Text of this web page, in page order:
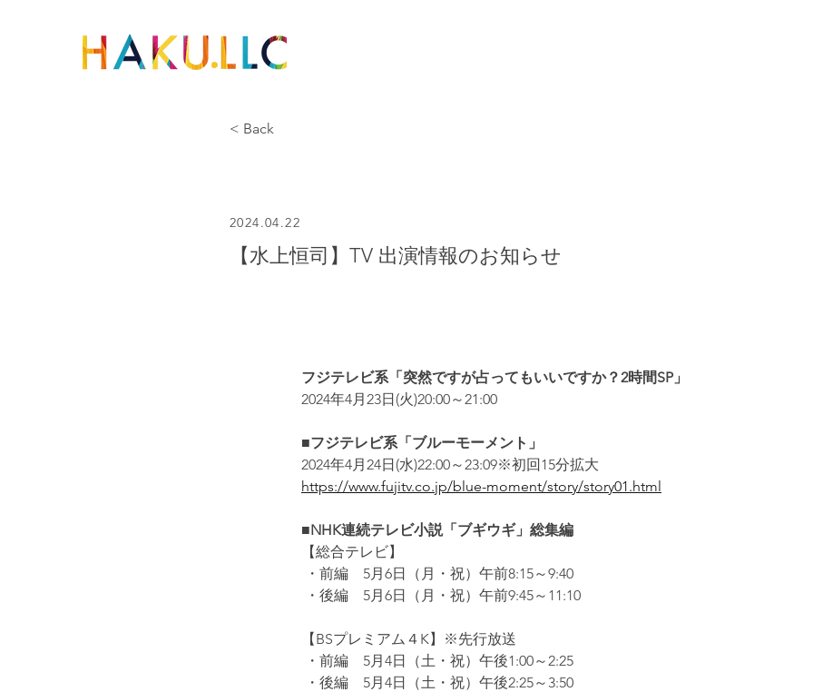
< Back
2024.04.22
【水上恒司】TV 出演情報のお知らせ
フジテレビ系「突然ですが占ってもいいですか？2時間SP」
2024年4月23日(火)20:00～21:00
■フジテレビ系「ブルーモーメント」
2024年4月24日(水)22:00～23:09※初回15分拡大
https://www.fujitv.co.jp/blue-moment/story/story01.html
■NHK連続テレビ小説「ブギウギ」総集編
【総合テレビ】
・前編　5月6日（月・祝）午前8:15～9:40
・後編　5月6日（月・祝）午前9:45～11:10
【BSプレミアム４K】※先行放送
・前編　5月4日（土・祝）午後1:00～2:25
・後編　5月4日（土・祝）午後2:25～3:50